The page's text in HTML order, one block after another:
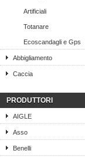
Artificiali
Totanare
Ecoscandagli e Gps
Abbigliamento
Caccia
PRODUTTORI
AIGLE
Asso
Benelli